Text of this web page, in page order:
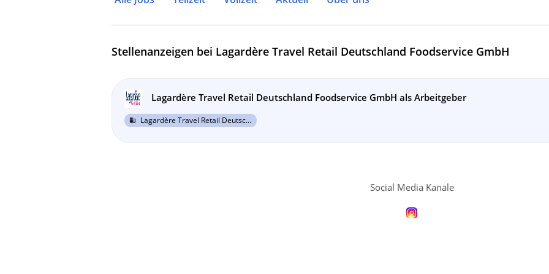
Stellenanzeigen bei Lagardère Travel Retail Deutschland Foodservice GmbH
Lagardère Travel Retail Deutschland Foodservice GmbH als Arbeitgeber
business Lagardère Travel Retail Deutschland Foodservice GmbH
Social Media Kanäle